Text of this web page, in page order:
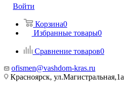
Войти
Корзина0
Избранные товары0
Сравнение товаров0
ofismen@vashdom-kras.ru
Красноярск, ул.Магистральная,1а